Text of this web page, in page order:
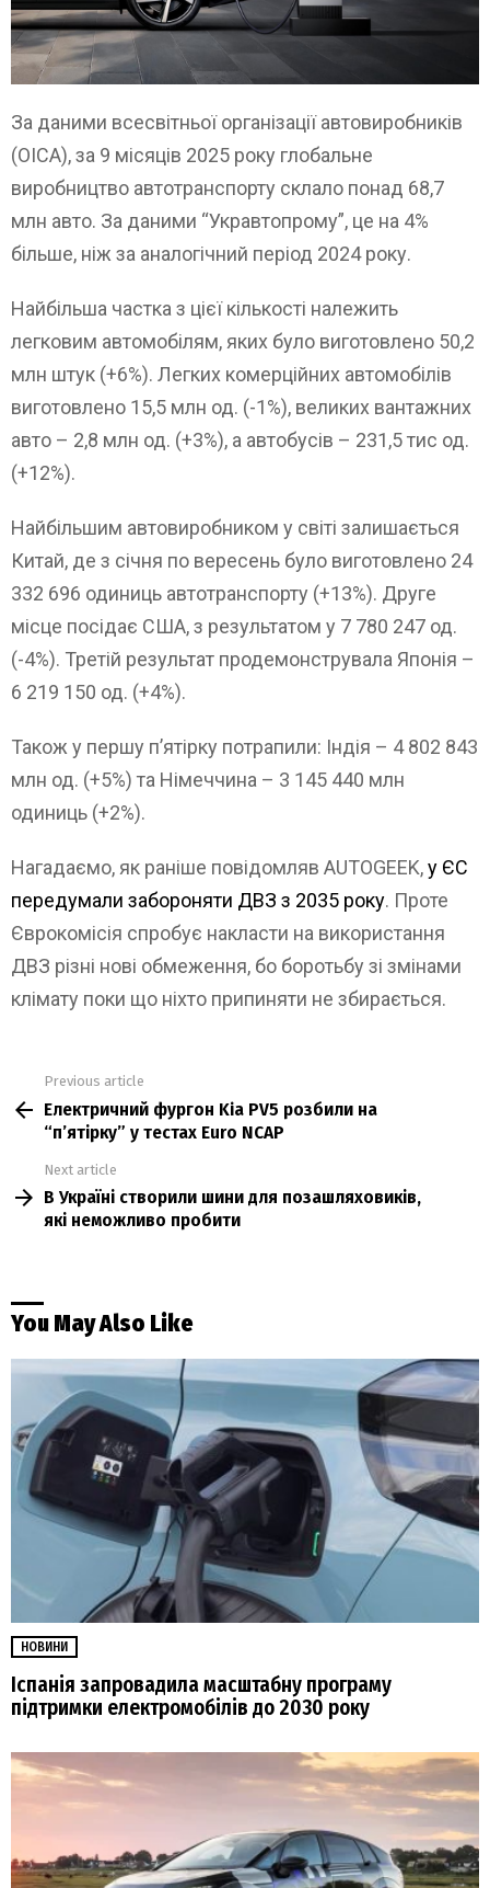
За даними всесвітньої організації автовиробників
(ОІСА), за 9 місяців 2025 року глобальне
виробництво автотранспорту склало понад 68,7
млн авто. За даними “Укравтопрому”, це на 4%
більше, ніж за аналогічний період 2024 року.
Найбільша частка з цієї кількості належить
легковим автомобілям, яких було виготовлено 50,2
млн штук (+6%). Легких комерційних автомобілів
виготовлено 15,5 млн од. (-1%), великих вантажних
авто – 2,8 млн од. (+3%), а автобусів – 231,5 тис од.
(+12%).
Найбільшим автовиробником у світі залишається
Китай, де з січня по вересень було виготовлено 24
332 696 одиниць автотранспорту (+13%). Друге
місце посідає США, з результатом у 7 780 247 од.
(-4%). Третій результат продемонструвала Японія –
6 219 150 од. (+4%).
Також у першу п’ятірку потрапили: Індія – 4 802 843
млн од. (+5%) та Німеччина – 3 145 440 млн
одиниць (+2%).
Нагадаємо, як раніше повідомляв AUTOGEEK,у ЄС
передумали забороняти ДВЗ з 2035 року. Проте
Єврокомісія спробує накласти на використання
ДВЗ різні нові обмеження, бо боротьбу зі змінами
клімату поки що ніхто припиняти не збирається.
more
Previous article
Електричний фургон Kia PV5 розбили на
“п’ятірку” у тестах Euro NCAР
Next article
В Україні створили шини для позашляховиків,
які неможливо пробити
You May Also Like
НОВИНИ
Іспанія запровадила масштабну програму
підтримки електромобілів до 2030 року